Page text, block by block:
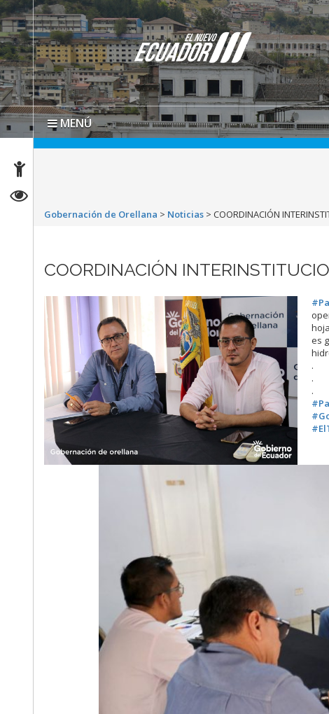
MENÚ
Gobernación de Orellana > Noticias >COORDINACIÓN
COORDINACIÓN
es
.
.
.